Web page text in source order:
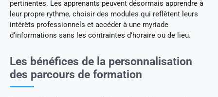
pertinentes. Les apprenants peuvent désormais apprendre à
leur propre rythme, choisir des modules qui reflètent leurs
intérêts professionnels et accéder à une myriade
d’informations sans les contraintes d’horaire ou de lieu.
Les bénéfices de la personnalisation
des parcours de formation